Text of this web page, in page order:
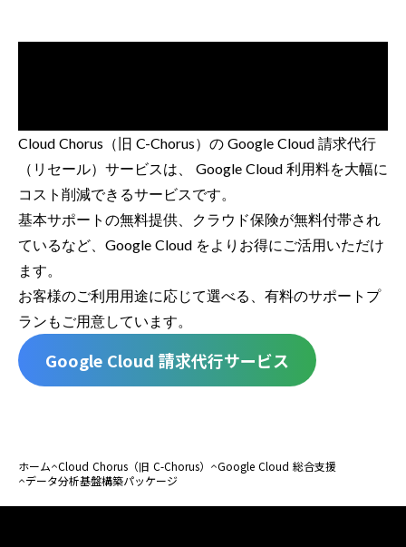
Cloud Chorus（旧 C-Chorus）の Google Cloud 請求代行
（リセール）サービスは、 Google Cloud 利用料を大幅に
コスト削減できるサービスです。
基本サポートの無料提供、クラウド保険が無料付帯され
ているなど、Google Cloud をよりお得にご活用いただけ
ます。
お客様のご利用用途に応じて選べる、有料のサポートプ
ランもご用意しています。
Google Cloud 請求代行サービス
ホーム Cloud Chorus（旧 C-Chorus）
Google Cloud 総合支援
データ分析基盤構築パッケージ